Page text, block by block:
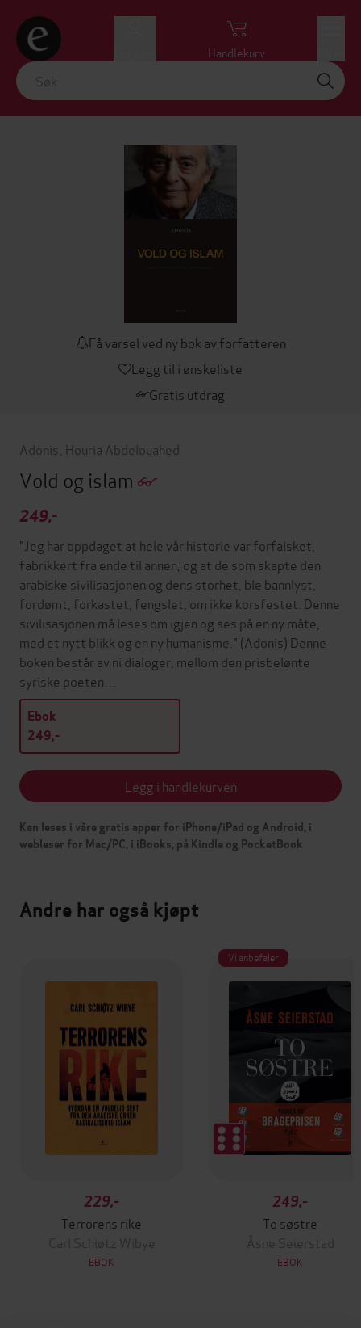
Handlekurv
Få varsel ved ny bok av forfatteren
Legg til i ønskeliste
Gratis utdrag
Adonis Houria Abdelouahed
Vold og islam
249,-
"Jeg har oppdaget at hele vår historie var forfalsket,
fabrikkert fra ende til annen, og at de som skapte den
arabiske sivilisasjonen og dens storhet, ble bannlyst,
fordømt, forkastet, fengslet, om ikke korsfestet. Denne
sivilisasjonen må leses om igjen og ses på en ny måte,
med et nytt blikk og en ny humanisme." (Adonis) Denne
boken består av ni dialoger, mellom den prisbelønte
syriske poeten…
Ebok
249,-
Legg i handlekurven
Kan leses i våre gratis apper for iPhone/iPad og Android, i
webleser for Mac/PC, i iBooks, på Kindle og PocketBook
Andre har også kjøpt
229,-
Terrorens rike
Carl Schiøtz Wibye
EBOK
Vi anbefaler
249,-
To søstre
Åsne Seierstad
EBOK